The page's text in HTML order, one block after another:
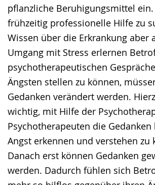
pflanzliche Beruhigungsmittel ein.
frühzeitig professionelle Hilfe zu
Wissen über die Erkrankung aber
Umgang mit Stress erlernen
psychotherapeutischen
Ängsten stellen zu können,
Gedanken verändert werden.
wichtig, mit Hilfe der
Psychotherapeuten die
Angst erkennen und verstehen zu
Danach erst können Gedanken
werden. Dadurch fühlen sich